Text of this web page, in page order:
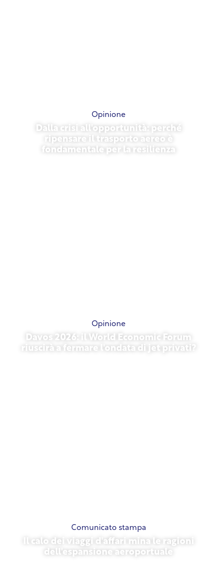
Opinione
Dalla crisi all'opportunità: perché
ripensare il trasporto aereo è
fondamentale per la resilienza
Opinione
Davos 2026: il World Economic Forum
riuscirà a fermare l'ondata di jet privati?
Comunicato stampa
Il calo dei viaggi d'affari mina le ragioni
dell'espansione aeroportuale